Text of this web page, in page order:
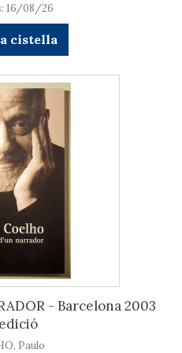
16/08/26
cistella
- Barcelona 2003
Paulo